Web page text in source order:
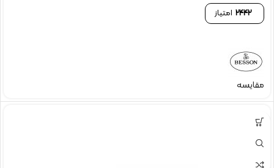
2442 امتیاز
مقایسه